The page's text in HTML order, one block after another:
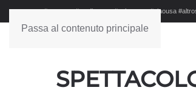
Passa al contenuto principale
#sanremo #studionews #askanews #ciaousa